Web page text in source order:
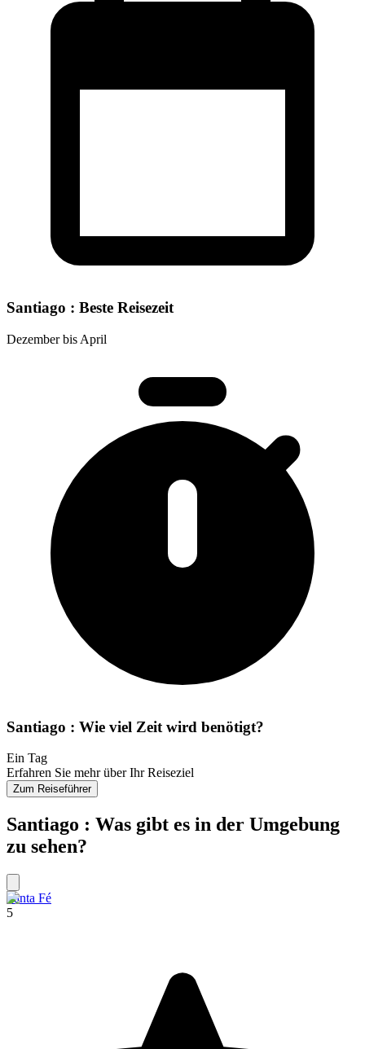
Santiago : Beste Reisezeit
Dezember bis April
Santiago : Wie viel Zeit wird benötigt?
Ein Tag
Erfahren Sie mehr über Ihr Reiseziel
Zum Reiseführer
Santiago : Was gibt es in der Umgebung
zu sehen?
Santa Fé
5